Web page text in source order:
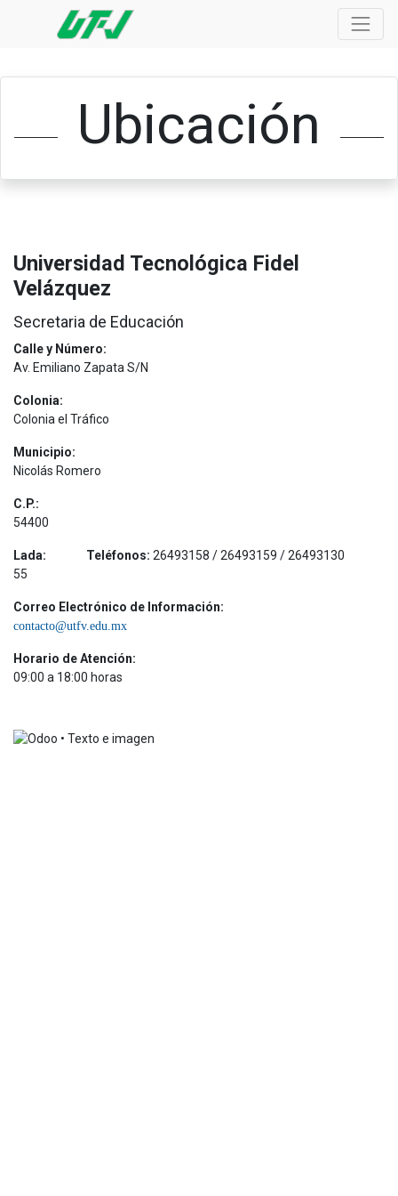
Ubicación
Universidad Tecnológica Fidel
Velázquez
Secretaria de Educación
Calle y Número:
Av. Emiliano Zapata S/N
Colonia:
Colonia el Tráfico
Municipio:
Nicolás Romero
C.P.:
54400
Lada: Teléfonos: 26493158 / 26493159 / 26493130
55
Correo Electrónico de Información:
contacto@utfv.edu.mx
Horario de Atención:
09:00 a 18:00 horas